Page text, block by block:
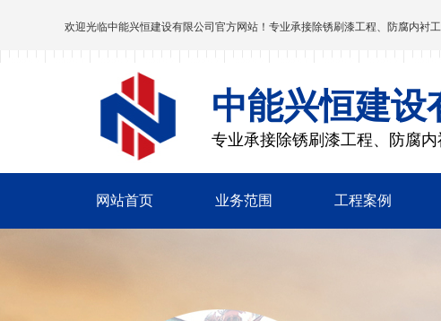
欢迎光临中能兴恒建设有限公司 官方网站！专业承接除锈刷漆工程、防腐内衬
中能兴恒建设
专业承接除锈刷漆工程、防腐
网站首页 业务范围 工程案例